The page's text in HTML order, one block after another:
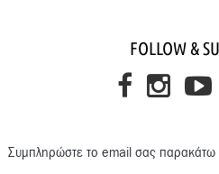
FOLLOW &
Συμπληρώστε το email σας παρακάτω